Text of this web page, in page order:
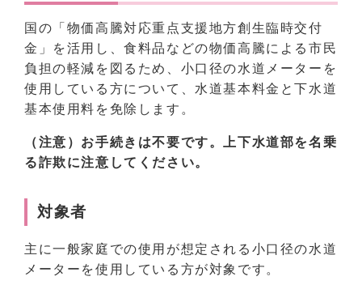
国の「物価高騰対応重点支援地方創生臨時交付
金」を活用し、食料品などの物価高騰による市民
負担の軽減を図るため、小口径の水道メーターを
使用している方について、水道基本料金と下水道
基本使用料を免除します。
（注意）お手続きは不要です。上下水道部を名乗
る詐欺に注意してください。
対象者
主に一般家庭での使用が想定される小口径の水道
メーターを使用している方が対象です。